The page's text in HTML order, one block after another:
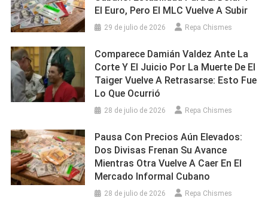
El Euro, Pero El MLC Vuelve A Subir
29 de julio de 2026 Repa Chismes
Comparece Damián Valdez Ante La
Corte Y El Juicio Por La Muerte De El
Taiger Vuelve A Retrasarse: Esto Fue
Lo Que Ocurrió
28 de julio de 2026 Repa Chismes
Pausa Con Precios Aún Elevados:
Dos Divisas Frenan Su Avance
Mientras Otra Vuelve A Caer En El
Mercado Informal Cubano
28 de julio de 2026 Repa Chismes